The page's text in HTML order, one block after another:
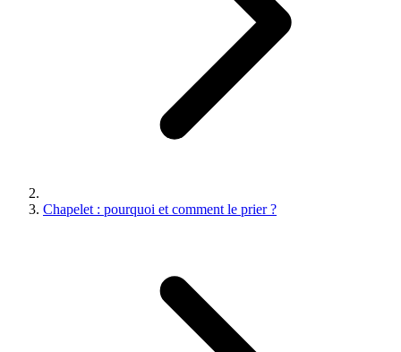
Chapelet : pourquoi et comment le prier ?